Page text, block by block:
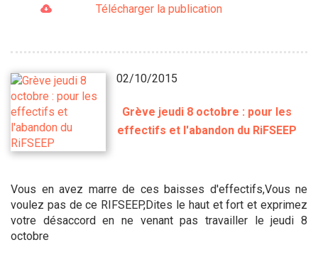
Télécharger la publication
02/10/2015
Grève jeudi 8 octobre : pour les
effectifs et l'abandon du RiFSEEP
Vous en avez marre de ces baisses d'effectifs,Vous ne
voulez pas de ce RIFSEEP,Dites le haut et fort et exprimez
votre désaccord en ne venant pas travailler le jeudi 8
octobre